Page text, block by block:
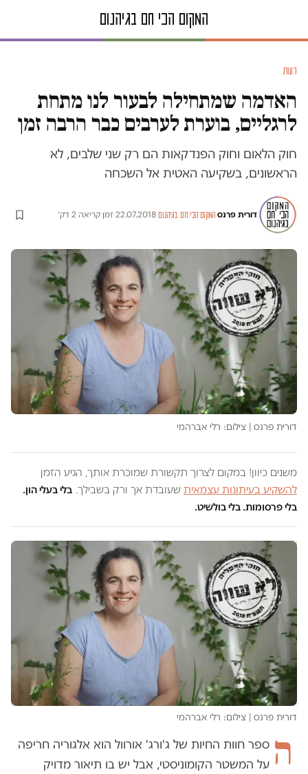
דעות
האדמה שמתחילה לבעור לנו מתחת
לרגליים, בוערת לערבים כבר הרבה זמן
חוק הלאום וחוק הפנדקאות הם רק שני שלבים, לא
הראשונים, בשקיעה האטית אל השכחה
דורית פרנס·המקום הכי חם בגיהנום·
22.07.2018
·זמן קריאה 2 דק׳
דורית פרנס | צילום: רלי אברהמי
משנים כיוון! במקום לצרוך תקשורת שמוכרת אותך, הגיע הזמן
להשקיע בעיתונות עצמאית שעובדת אך ורק בשבילך. בלי בעלי הון.
בלי פרסומות. בלי בולשיט.
דורית פרנס | צילום: רלי אברהמי
ה ספר חוות החיות של ג'ורג' אורוול הוא אלגוריה חריפה
על המשטר הקומוניסטי, אבל יש בו תיאור מדויק